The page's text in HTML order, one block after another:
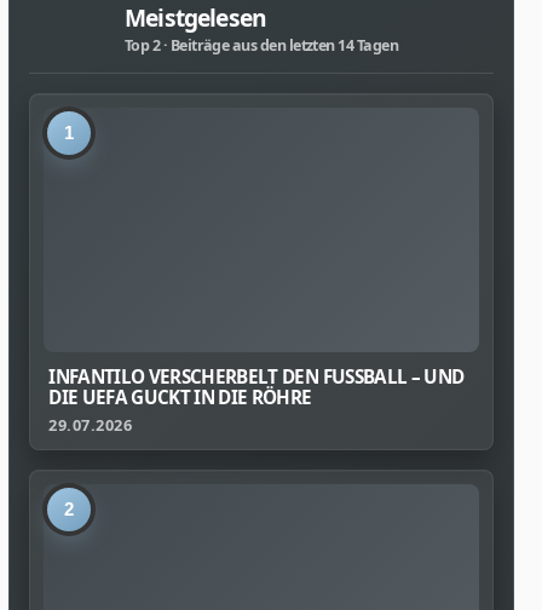
Meistgelesen
Top 2 · Beiträge aus den letzten 14 Tagen
1
INFANTILO VERSCHERBELT DEN FUSSBALL – UND D
IE UEFA GUCKT IN DIE RÖHRE
29.07.2026
2